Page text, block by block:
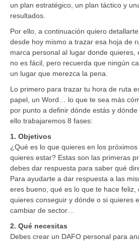
un plan estratégico, un plan táctico y
resultados.
Por ello, a continuación quiero
desde hoy mismo a trazar esa hoja de
marca personal al lugar donde quieres,
no es fácil, pero recuerda que ningún
un lugar que merezca la pena.
Lo primero para trazar tu hora de ruta
papel, un Word… lo que te sea más
por punto a definir dónde estás y
ello trabajaremos 8 fases:
1. Objetivos
¿Qué es lo que quieres en los
quieres estar? Estas son las primeras
debes dar respuesta para saber qué
Para ayudarte a dar respuesta a las
eres bueno, qué es lo que te hace feliz,
quieres conseguir y dónde o si quieres
cambiar de sector…
2. Qué necesitas
Debes crear un DAFO personal para